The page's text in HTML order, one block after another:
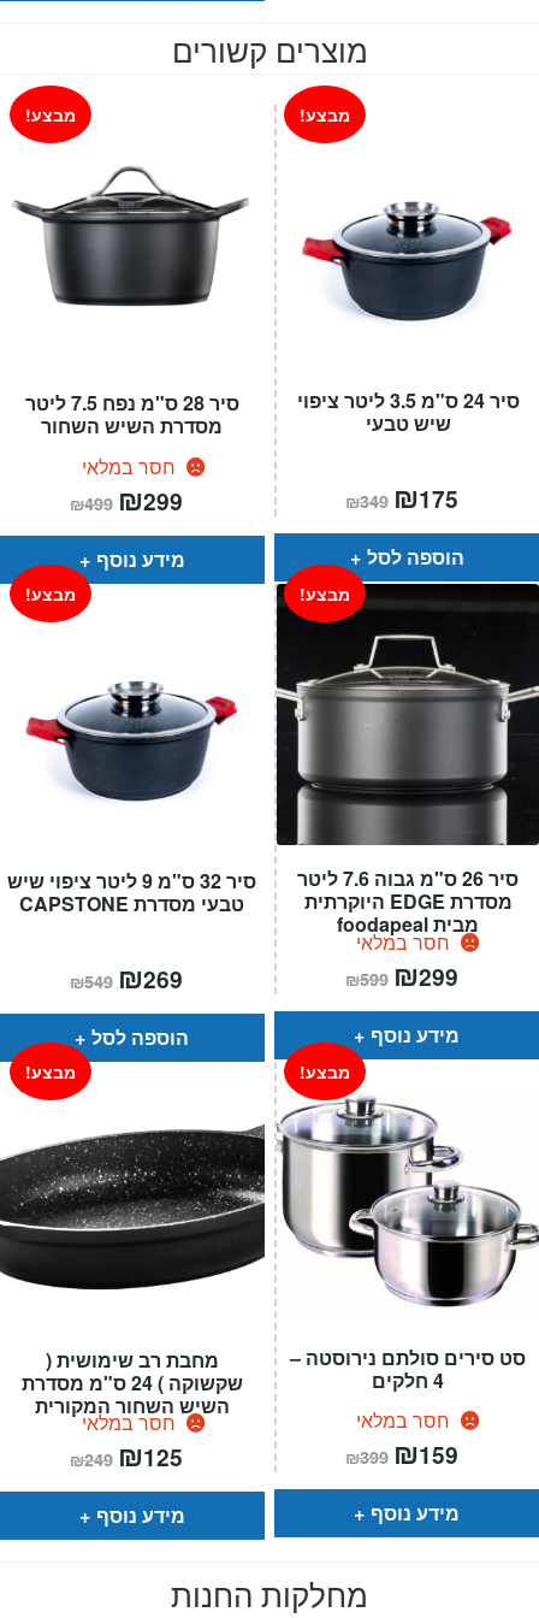
מוצרים קשורים
סיר 28 ס"מ נפח 7.5 ליטר
מסדרת השיש השחור
חסר במלאי
מבצע!
₪499 המחיר
המקורי
היה:
₪499.
₪299
הוא:
מידע נוסף
סיר 24 ס"מ 3.5 ליטר ציפוי
שיש טבעי
מבצע!
₪349 המחיר
המקורי
היה:
₪349.
₪175
הוא:
הוספה לסל
סיר 32 ס"מ 9 ליטר ציפוי שיש
טבעי מסדרת CAPSTONE
מבצע!
₪549 המחיר
המקורי
היה:
₪549.
₪269
הוא:
הוספה לסל
סיר 26 ס"מ גבוה 7.6 ליטר
מסדרת EDGE היוקרתית
מבית foodapeal
חסר במלאי
מבצע!
₪599 המחיר
המקורי
היה:
₪599.
₪299
הוא:
מידע נוסף
מחבת רב שימושית (
שקשוקה ) 24 ס"מ מסדרת
השיש השחור המקורית
חסר במלאי
מבצע!
₪249 המחיר
המקורי
היה:
₪249.
₪125
הוא:
מידע נוסף
סט סירים סולתם נירוסטה –
4 חלקים
חסר במלאי
מבצע!
₪399 המחיר
המקורי
היה:
₪399.
₪159
הוא:
מידע נוסף
מחלקות החנות